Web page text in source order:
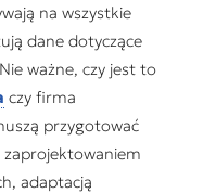
na wszystkie
dane dotyczące
ważne, czy jest to
czy firma
przygotować
zaprojektowaniem
adaptacją